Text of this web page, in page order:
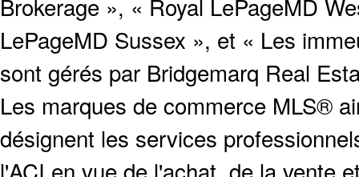
Brokerage », « Royal LePageMD
LePageMD Sussex », et « Les
sont gérés par Bridgemarq Real
Les marques de commerce MLS®
désignent les services